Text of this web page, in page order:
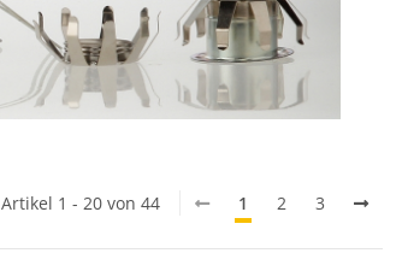
Artikel 1 - 20 von 44 1 2 3